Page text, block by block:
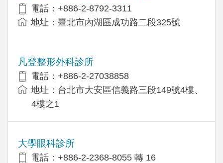
電話：+886-2-8792-3311
地址：臺北市內湖區成功路二段325號
凡登整形外科診所
電話：+886-2-27038858
地址：台北市大安區信義路三段149號4樓、
4樓之1
大學眼科診所
電話：+886-2-2368-8055 轉 16